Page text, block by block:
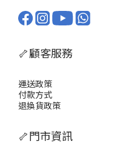
🦴顧客服務
運送政策
付款方式
退換貨政策
🦴門市資訊